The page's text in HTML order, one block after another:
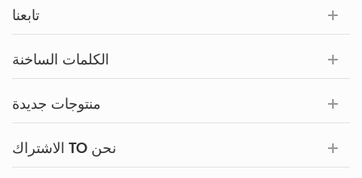
تابعنا
الكلمات الساخنة
منتوجات جديدة
الاشتراك TO نحن